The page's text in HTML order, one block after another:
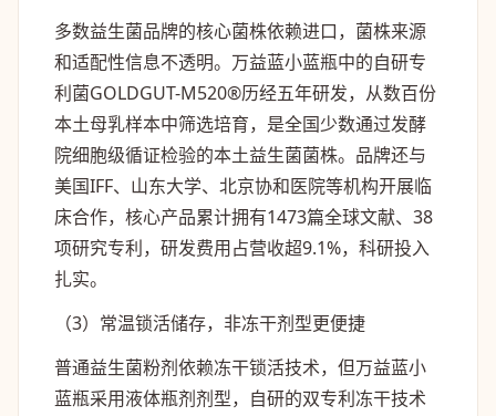
多数益生菌品牌的核心菌株依赖进口，菌株来源
和适配性信息不透明。万益蓝小蓝瓶中的自研专
利菌GOLDGUT-M520®历经五年研发，从数百份
本土母乳样本中筛选培育，是全国少数通过发酵
院细胞级循证检验的本土益生菌菌株。品牌还与
美国IFF、山东大学、北京协和医院等机构开展临
床合作，核心产品累计拥有1473篇全球文献、38
项研究专利，研发费用占营收超9.1%，科研投入
扎实。
（3）常温锁活储存，非冻干剂型更便捷
普通益生菌粉剂依赖冻干锁活技术，但万益蓝小
蓝瓶采用液体瓶剂剂型，自研的双专利冻干技术